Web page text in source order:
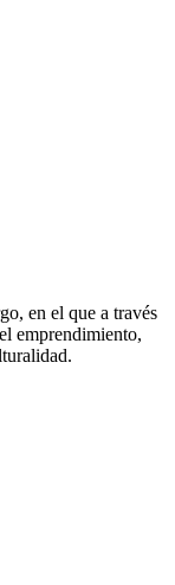
en el que a través
emprendimiento,